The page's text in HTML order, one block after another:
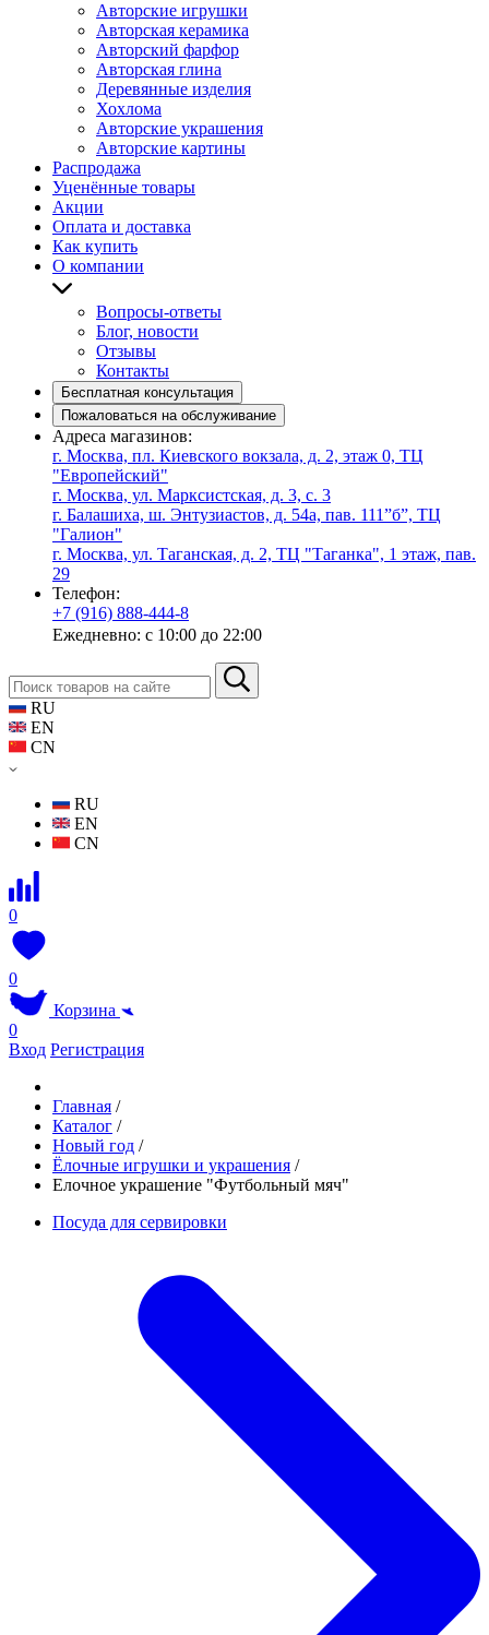
Авторские игрушки
Авторская керамика
Авторский фарфор
Авторская глина
Деревянные изделия
Хохлома
Авторские украшения
Авторские картины
Распродажа
Уценённые товары
Акции
Оплата и доставка
Как купить
О компании
Вопросы-ответы
Блог, новости
Отзывы
Контакты
Бесплатная консультация
Пожаловаться на обслуживание
Адреса магазинов:
г. Москва, пл. Киевского вокзала, д. 2, этаж 0, ТЦ
"Европейский"
г. Москва, ул. Марксистская, д. 3, с. 3
г. Балашиха, ш. Энтузиастов, д. 54а, пав. 111”б”, ТЦ
"Галион"
г. Москва, ул. Таганская, д. 2, ТЦ "Таганка", 1 этаж, пав.
29
Телефон:
+7 (916) 888-444-8
Ежедневно: с 10:00 до 22:00
RU
EN
CN
RU
EN
CN
0
0
Корзина
0
Вход Регистрация
Главная /
Каталог /
Новый год /
Ёлочные игрушки и украшения /
Елочное украшение "Футбольный мяч"
Посуда для сервировки